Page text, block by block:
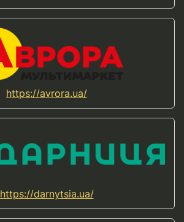
https://avrora.ua/
https://darnytsia.ua/